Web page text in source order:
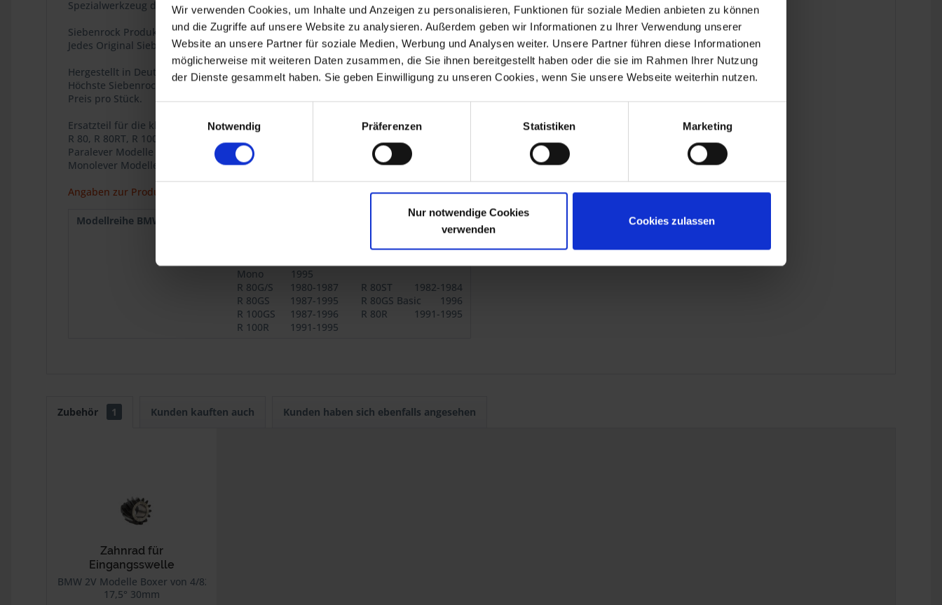
Wir verwenden Cookies, um Inhalte und Anzeigen zu personalisieren, Funktionen für soziale Medien anbieten zu können
und die Zugriffe auf unsere Website zu analysieren. Außerdem geben wir Informationen zu Ihrer Verwendung unserer
Website an unsere Partner für soziale Medien, Werbung und Analysen weiter. Unsere Partner führen diese Informationen
möglicherweise mit weiteren Daten zusammen, die Sie ihnen bereitgestellt haben oder die sie im Rahmen Ihrer Nutzung
der Dienste gesammelt haben. Sie geben Einwilligung zu unseren Cookies, wenn Sie unsere Webseite weiterhin nutzen.
Notwendig
Präferenzen Statistiken Marketing
Nur notwendige Cookies
verwenden
Cookies zulassen
Spezialwerkzeug durchgeführt werden.
Siebenrock Produkt
Jedes Original Siebenrock-Produkt trägt dieses Siegel und garantiert Ihnen höchste Qualität, konsequent optimiert bis ins Detail.
Hergestellt in Deutschland.
Höchste Siebenrock Qualität.
Preis pro Stück.
Ersatzteil für die klassischen BMW 2V Boxer Modelle
R 80, R 80RT, R 100, R 100RS, R 100RT, R 100CS, R45, R 65, R 65LS, R 65GS, R 80G/S, R 80ST
Paralever Modelle R 80GS, R 100GS, R 100GS PD, R 80GS Basic, R 80R R 100R, R 100R Mystic
Monolever Modelle R 65, R 65RT, R 80, R 80RT, R 100RS, R 100RT.
Angaben zur Produktsicherheit
Modellreihe BMW :
9.1980-1984
9.1980-1985
R 80 Mono 1984-1995
Mono
1995
R 80G/S
1980-1987 R 80ST
1982-1984
R 80GS
1987-1995 R 80GS Basic
1996
R 100GS
1987-1996 R 80R
1991-1995
R 100R
1991-1995
Zubehör 1 Kunden kauften auch Kunden haben sich ebenfalls angesehen
Zahnrad für
Eingangsswelle
BMW 2V Modelle Boxer von 4/82 bis 3/85
17,5° 30mm